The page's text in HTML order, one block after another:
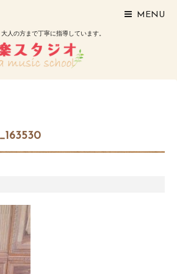
MENU
人の方まで丁寧に指導しています。